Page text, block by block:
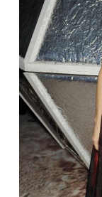
NAMAI
VIRTUVĖ
RECEPTAI
VAIKAI
NELAIMĖS